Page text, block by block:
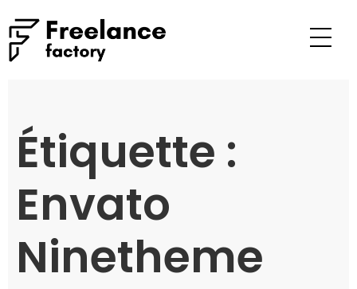
Étiquette :
Envato
Ninetheme